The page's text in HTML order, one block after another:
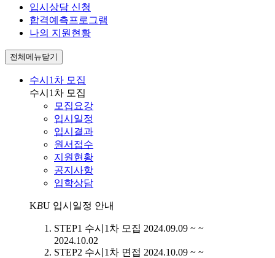
입시상담 신청
합격예측프로그램
나의 지원현황
전체메뉴닫기
수시1차 모집
수시1차 모집
모집요강
입시일정
입시결과
원서접수
지원현황
공지사항
입학상담
KBU 입시일정 안내
STEP1 수시1차 모집 2024.09.09 ~ ~
2024.10.02
STEP2 수시1차 면접 2024.10.09 ~ ~